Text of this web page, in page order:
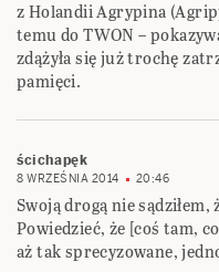
z Holandii Agrypina
temu do TWON –
zdążyła się już trochę
pamięci.
ścichapęk
8 WRZEŚNIA 2014 20:46
Swoją drogą nie
Powiedzieć, że [coś tam,
aż tak sprecyzowane,